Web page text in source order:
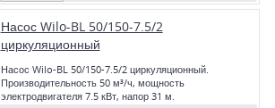
Насос Wilo-BL 50/150-7.5/2
циркуляционный
Насос Wilo-BL 50/150-7.5/2 циркуляционный.
Производительность 50 м³/ч, мощность
электродвигателя 7.5 кВт, напор 31 м.